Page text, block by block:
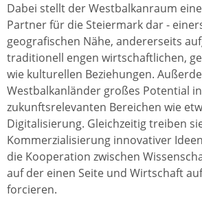
Dabei stellt der Westbalkanraum
Partner für die Steiermark dar -
geografischen Nähe, andererseits
traditionell engen wirtschaftlichen,
wie kulturellen Beziehungen.
Westbalkanländer großes Potential in
zukunftsrelevanten Bereichen wie
Digitalisierung. Gleichzeitig treiben
Kommerzialisierung innovativer
die Kooperation zwischen
auf der einen Seite und Wirtschaft
forcieren.